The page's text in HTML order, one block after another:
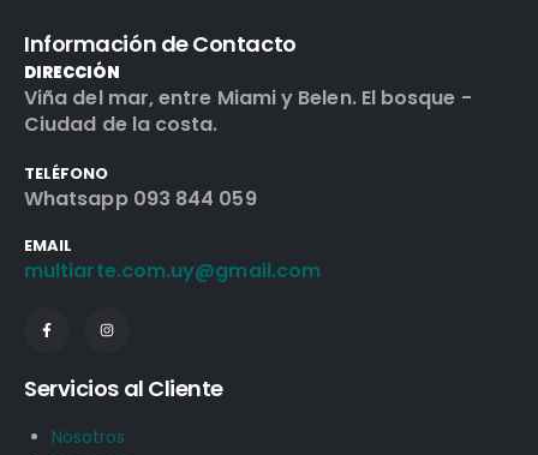
Información de Contacto
DIRECCIÓN
Viña del mar, entre Miami y Belen. El bosque -
Ciudad de la costa.
TELÉFONO
Whatsapp 093 844 059
EMAIL
multiarte.com.uy@gmail.com
Servicios al Cliente
Nosotros